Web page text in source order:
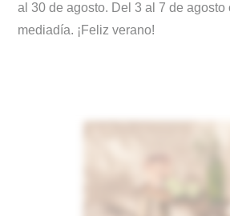
al 30 de agosto. Del 3 al 7 de agosto
mediadía. ¡Feliz verano!